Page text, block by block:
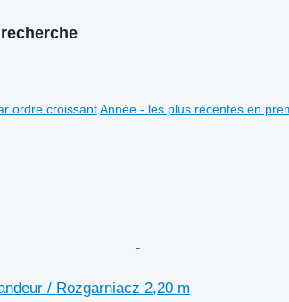
ordre croissant Année - les plus récentes en
/ Rozgarniacz 2,20 m